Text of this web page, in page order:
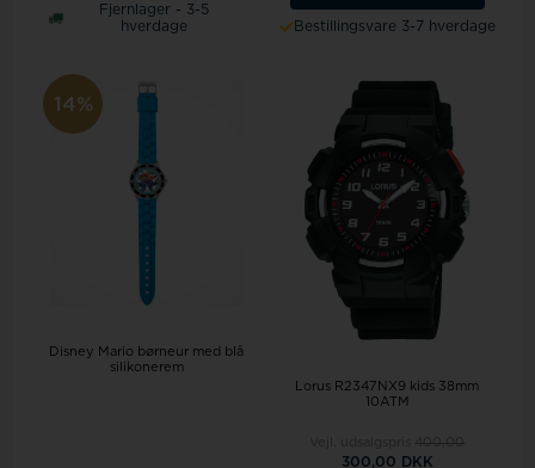
Fjernlager - 3-5
hverdage
Bestillingsvare 3-7 hverdage
14%
Disney Mario børneur med blå
silikonerem
Lorus R2347NX9 kids 38mm
10ATM
300,00 DKK